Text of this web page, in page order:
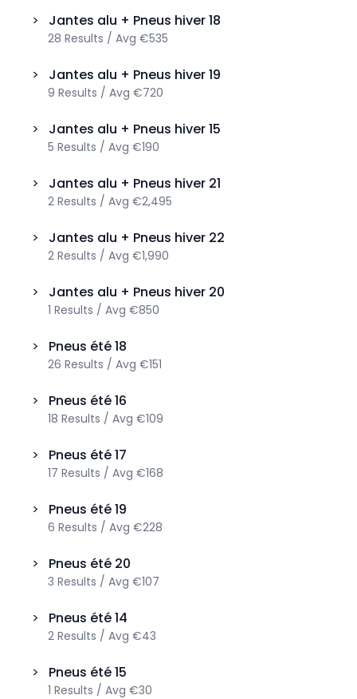
> Jantes alu + Pneus hiver18
28 Results / Avg €535
> Jantes alu + Pneus hiver19
9 Results / Avg €720
> Jantes alu + Pneus hiver15
5 Results / Avg €190
> Jantes alu + Pneus hiver 21
2 Results / Avg €2,495
> Jantes alu + Pneus hiver 22
2 Results / Avg €1,990
> Jantes alu + Pneus hiver 20
1 Results / Avg €850
> Pneus été18
26 Results / Avg €151
> Pneus été16
18 Results / Avg €109
> Pneus été17
17 Results / Avg €168
> Pneus été19
6 Results / Avg €228
> Pneus été 20
3 Results / Avg €107
> Pneus été14
2 Results / Avg €43
> Pneus été15
1 Results / Avg €30